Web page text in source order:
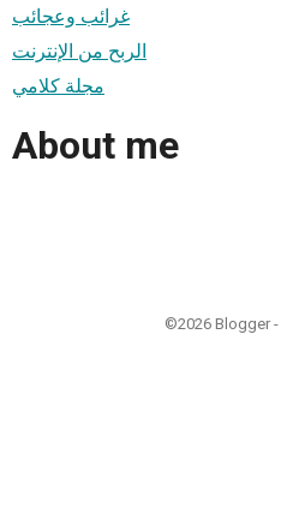
غرائب وعجائب
الربح من الإنترنت
مجلة كلامي
About me
©2026 Blogger -